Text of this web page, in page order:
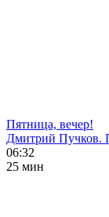
Пятница, вечер!
Дмитрий Пучков.
06:32
25 мин